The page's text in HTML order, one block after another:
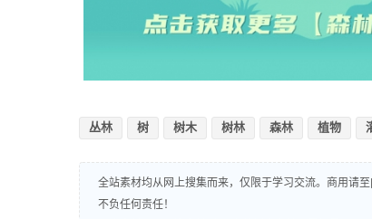
丛林 树 树木 树林 森林 植物
全站素材均从网上搜集而来，仅限于学习交流。商用请
不负任何责任！